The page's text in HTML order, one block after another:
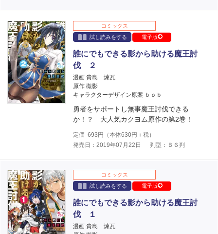
コミックス
試し読みをする
電子版
誰にでもできる影から助ける魔王討
伐 ２
漫画 貴島 煉瓦
原作 槻影
キャラクターデザイン原案 ｂｏｂ
勇者をサポートし無事魔王討伐できる
か！？ 大人気カクヨム原作の第2巻！
定価 693 円（本体630円＋税）
発売日：2019年07月22日
判型：Ｂ６判
コミックス
試し読みをする
電子版
誰にでもできる影から助ける魔王討
伐 １
漫画 貴島 煉瓦